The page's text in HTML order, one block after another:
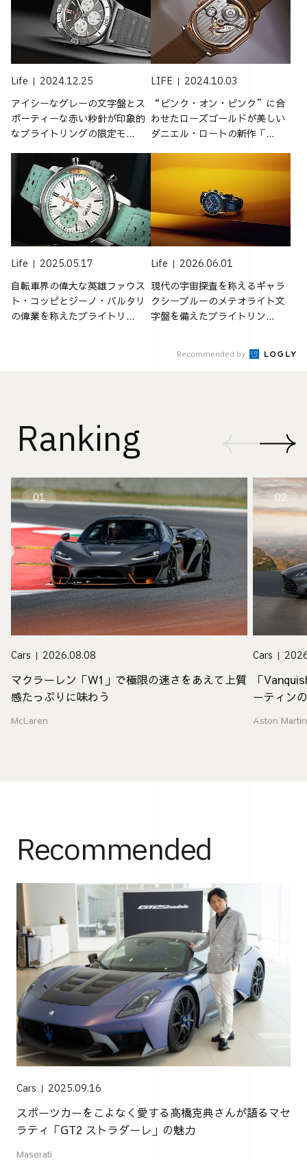
Life 2024.12.25
アイシーなグレーの文字盤とス
ポーティーな赤い秒針が印象的
なブライトリングの限定モ...
LIFE 2024.10.03
“ピンク・オン・ピンク”に合
わせたローズゴールドが美しい
ダニエル・ロートの新作「...
Life 2025.05.17
自転車界の偉大な英雄ファウス
ト・コッピとジーノ・バルタリ
の偉業を称えたブライトリ...
Life 2026.06.01
現代の宇宙探査を称えるギャラ
クシーブルーのメテオライト文
字盤を備えたブライトリン...
Recommended by
Ranking
01
Cars 2026.08.08
マクラーレン「W1」で極限の速さをあえて上質
感たっぷりに味わう
McLaren
02
Cars
「
ーティン
Aston Martin
Recommended
Cars 2025.09.16
スポーツカーをこよなく愛する高橋克典さんが語るマセ
ラティ「GT2 ストラダーレ」の魅力
Maserati